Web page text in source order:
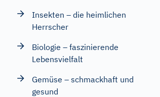
Insekten – die heimlichen
Herrscher
Biologie – faszinierende
Lebensvielfalt
Gemüse – schmackhaft und
gesund